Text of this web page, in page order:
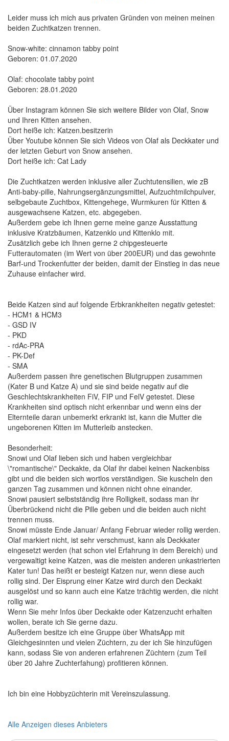
Leider muss ich mich aus privaten Gründen von meinen meinen
beiden Zuchtkatzen trennen.
Snow-white: cinnamon tabby point
Geboren: 01.07.2020
Olaf: chocolate tabby point
Geboren: 28.01.2020
Über Instagram können Sie sich weitere Bilder von Olaf, Snow
und Ihren Kitten ansehen.
Dort heiße ich: Katzen.besitzerin
Über Youtube können Sie sich Videos von Olaf als Deckkater und
der letzten Geburt von Snow ansehen.
Dort heiße ich: Cat Lady
Die Zuchtkatzen werden inklusive aller Zuchtutensilien, wie zB
Anti-baby-pille, Nahrungsergänzungsmittel, Aufzuchtmilchpulver,
selbgebaute Zuchtbox, Kittengehege, Wurmkuren für Kitten &
ausgewachsene Katzen, etc. abgegeben.
Außerdem gebe ich Ihnen gerne meine ganze Ausstattung
inklusive Kratzbäumen, Katzenklo und Kittenklo mit.
Zusätzlich gebe ich Ihnen gerne 2 chipgesteuerte
Futterautomaten (im Wert von über 200EUR) und das gewohnte
Barf-und Trockenfutter der beiden, damit der Einstieg in das neue
Zuhause einfacher wird.
Beide Katzen sind auf folgende Erbkrankheiten negativ getestet:
- HCM1 & HCM3
- GSD IV
- PKD
- rdAc-PRA
- PK-Def
- SMA
Außerdem passen ihre genetischen Blutgruppen zusammen
(Kater B und Katze A) und sie sind beide negativ auf die
Geschlechtskrankheiten FiV, FIP und FelV getestet. Diese
Krankheiten sind optisch nicht erkennbar und wenn eins der
Elternteile daran unbemerkt erkrankt ist, kann die Mutter die
ungeborenen Kitten im Mutterleib anstecken.
Besonderheit:
Snowi und Olaf lieben sich und haben vergleichbar
\"romantische\" Deckakte, da Olaf ihr dabei keinen Nackenbiss
gibt und die beiden sich wortlos verständigen. Sie kuscheln den
ganzen Tag zusammen und können nicht ohne einander.
Snowi pausiert selbstständig ihre Rolligkeit, sodass man ihr
Überbrückend nicht die Pille geben und die beiden auch nicht
trennen muss.
Snowi müsste Ende Januar/ Anfang Februar wieder rollig werden.
Olaf markiert nicht, ist sehr verschmust, kann als Deckkater
eingesetzt werden (hat schon viel Erfahrung in dem Bereich) und
vergewaltigt keine Katzen, was die meisten anderen unkastrierten
Kater tun! Das heißt er besteigt Katzen nur, wenn diese auch
rollig sind. Der Eisprung einer Katze wird durch den Deckakt
ausgelöst und so kann auch eine Katze trächtig werden, die nicht
rollig war.
Wenn Sie mehr Infos über Deckakte oder Katzenzucht erhalten
wollen, berate ich Sie gerne dazu.
Außerdem besitze ich eine Gruppe über WhatsApp mit
Gleichgesinnten und vielen Züchtern, zu der ich Sie hinzufügen
kann, sodass Sie von anderen erfahrenen Züchtern (zum Teil
über 20 Jahre Zuchterfahung) profitieren können.
Ich bin eine Hobbyzüchterin mit Vereinszulassung.
Alle Anzeigen dieses Anbieters